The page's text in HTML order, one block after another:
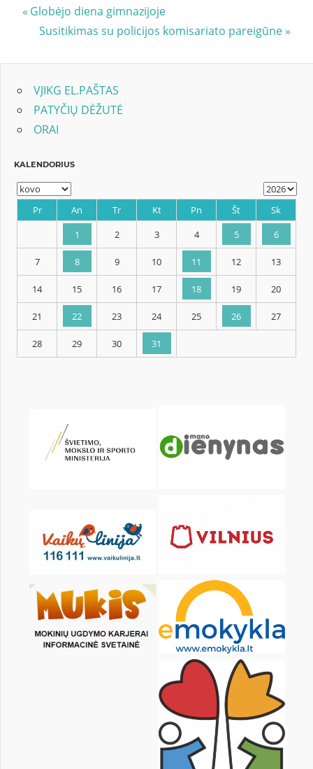
Navigacija
tarp
įrašų
Previous
Post:
Globėjo diena gimnazijoje
Next
Susitikimas su policijos komisariato pareigūne
VJIKG EL.PAŠTAS
PATYČIŲ DĖŽUTĖ
ORAI
Pr An Tr Kt Pn
7 8 9 10 11
14 15 16 17 18
25